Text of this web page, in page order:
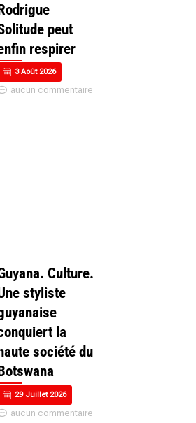
peut
respirer
3 Août 2026
aucun commentaire
Culture.
styliste
la
société du
29 Juillet 2026
aucun commentaire